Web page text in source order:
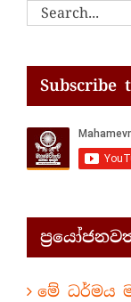
Search
Subscribe
මේ ධර්මය